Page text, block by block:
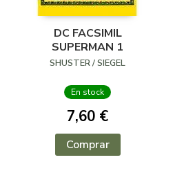
DC FACSIMIL
SUPERMAN 1
SHUSTER / SIEGEL
En stock
7,60 €
Comprar